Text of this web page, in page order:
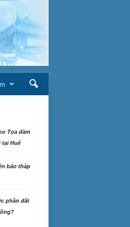
Tọa đàm
tại Huế
bảo tháp
phần đất